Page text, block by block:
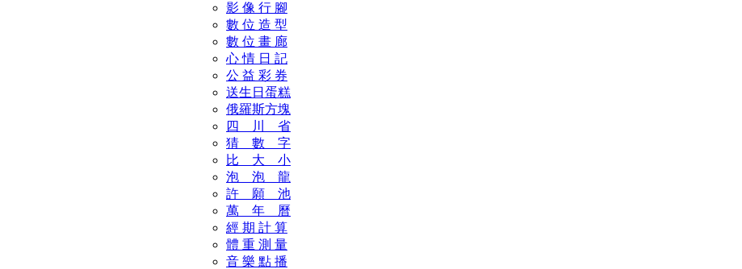
影 像 行 腳
數 位 造 型
數 位 畫 廊
心 情 日 記
公 益 彩 券
送生日蛋糕
俄羅斯方塊
四 川 省
猜 數 字
比 大 小
泡 泡 龍
許 願 池
萬 年 曆
經 期 計 算
體 重 測 量
音 樂 點 播